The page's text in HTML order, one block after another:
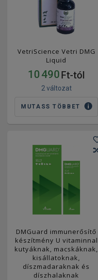
VetriScience Vetri DMG
Liquid
10 490 Ft-tól
2 változat
MUTASS TÖBBET
DMGuard immunerősítő
készítmény U vitaminnal
kutyáknak, macskáknak,
kisállatoknak,
díszmadaraknak és
díszhalaknak